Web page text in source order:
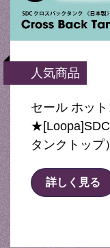
人気商品
セール ホッ
★[Loopa]SDC
タンクトッ
詳しく見る